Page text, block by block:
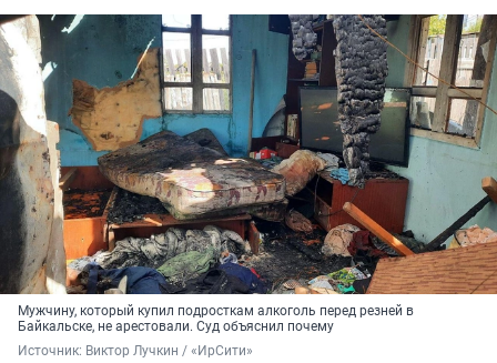
Мужчину, который купил подросткам алкоголь перед резней в
Байкальске, не арестовали. Суд объяснил почему
Источник: Виктор Лучкин / «ИрСити»